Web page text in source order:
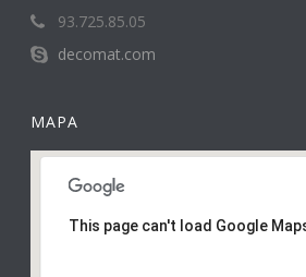
93.725.85.05
decomat.com
MAPA
This page can't load Google